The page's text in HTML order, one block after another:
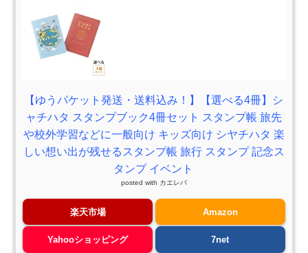
【ゆうパケット発送・送料込み！】【選べる4冊】シ
ャチハタ スタンプブック4冊セット スタンプ帳 旅先
や校外学習などに一般向け キッズ向け シヤチハタ 楽
しい想い出が残せるスタンプ帳 旅行 スタンプ 記念ス
タンプ イベント
posted with カエレバ
楽天市場 Amazon
Yahooショッピング 7net